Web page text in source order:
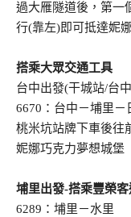
過大雁隧道後，第一
行(靠左)即可抵達妮
搭乘大眾交通工具
台中出發(干城站/台
6670：台中－埔里－
桃米坑站牌下車後往
妮娜巧克力夢想城堡
埔里出發-搭乘豐榮客
6289：埔里－水里